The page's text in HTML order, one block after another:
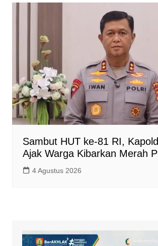
Sambut HUT ke-81 RI,
Ajak Warga Kibarkan Merah
4 Agustus 2026